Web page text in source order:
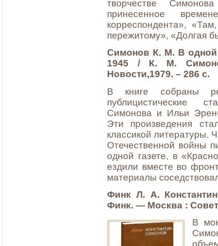
творчестве
принесенное
корреспондента»,
пережитому», «Долгая
Симонов К. М. В одной
1945 / К. М.
Новости,1979. – 286 с.
В книге собраны
публицистические
Симонова и Ильи
Эти произведения
классикой литературы.
Отечественной войны
одной газете, в
ездили вместе во
материалы
Финк Л. А.
Финк. — Москва :
В